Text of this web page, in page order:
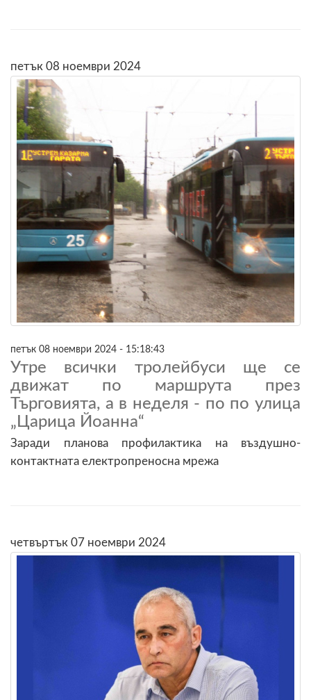
петък 08 ноември 2024
петък 08 ноември 2024 - 15:18:43
Утре всички тролейбуси ще се
движат по маршрута през
Търговията, а в неделя - по по улица
„Царица Йоанна“
Заради планова профилактика на въздушно-
контактната електропреносна мрежа
четвъртък 07 ноември 2024